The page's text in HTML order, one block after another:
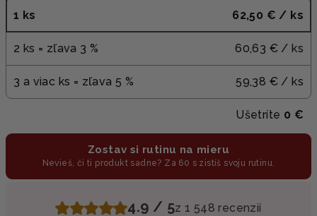
1 ks 62,50 € / ks
2 ks = zľava 3 % 60,63 € / ks
3 a viac ks = zľava 5 % 59,38 € / ks
Ušetríte 0 €
Zostav si rutinu na mieru
Nevieš, či ti produkt sadne? Za 60 s zistíš svoju rutinu.
4.9 / 5z 1 548 recenzií